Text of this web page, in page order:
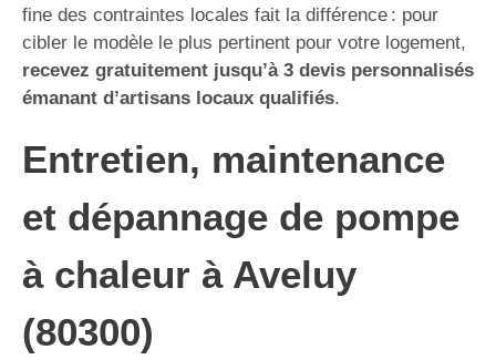
fine des contraintes locales fait la différence : pour
cibler le modèle le plus pertinent pour votre logement,
recevez gratuitement jusqu’à 3 devis personnalisés
émanant d’artisans locaux qualifiés.
Entretien, maintenance
et dépannage de pompe
à chaleur à Aveluy
(80300)